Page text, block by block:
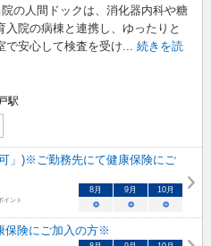
院の人間ドックは、消化器内科や糖
入院の病棟と連携し、ゆったりと
で安心して検査を受け
続きを読
駅
」)※ご勤務先にて健康保険にご
イント
8 月 9 月 10月
○ ○ ○
保険にご加入の方※